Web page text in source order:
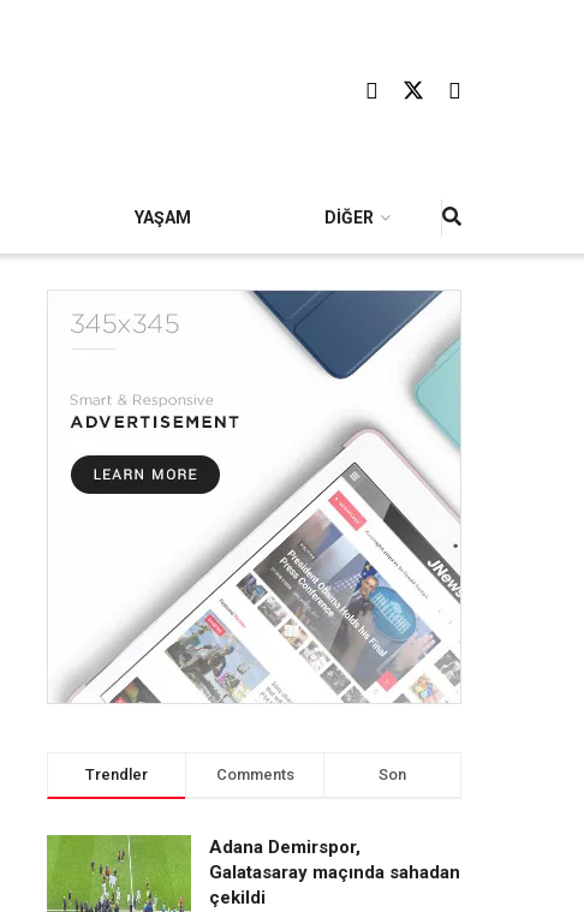
YAŞAM DİĞER
Trendler Comments Son
Adana Demirspor,
Galatasaray maçında sahadan
çekildi